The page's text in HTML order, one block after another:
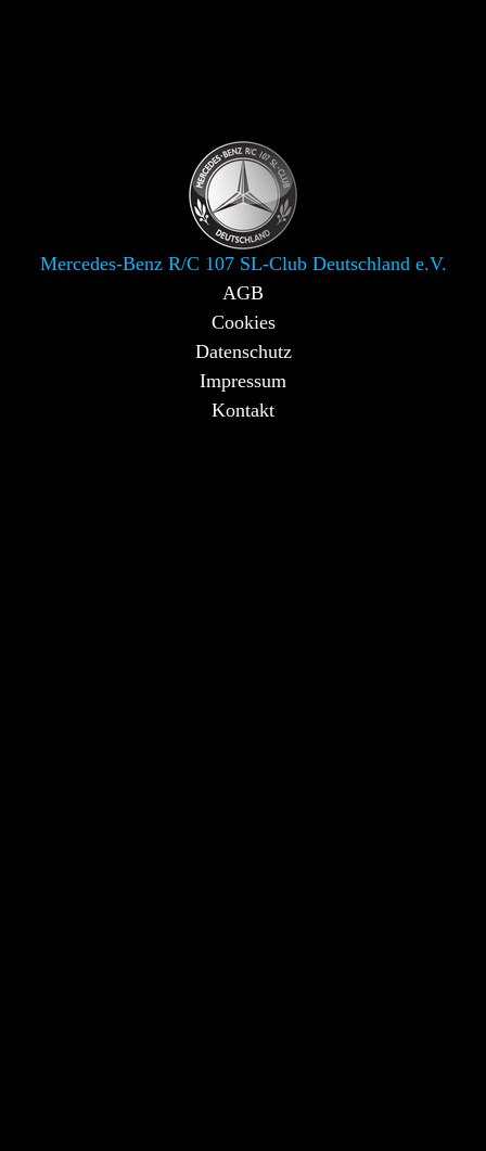
Mercedes-Benz R/C 107 SL-Club Deutschland e.V.
AGB
Cookies
Datenschutz
Impressum
Kontakt